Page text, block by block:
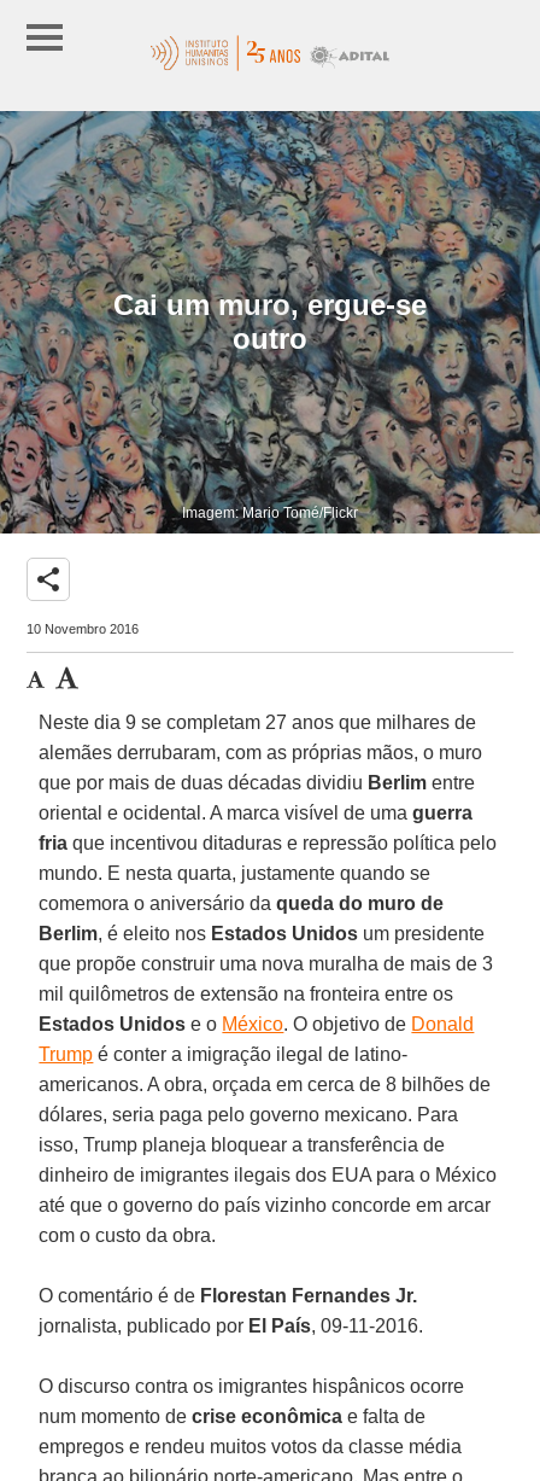
Cai um muro, ergue-se
outro
Imagem: Mario Tomé/Flickr
share
10 Novembro 2016
Neste dia 9 se completam 27 anos que milhares de
alemães derrubaram, com as próprias mãos, o muro
que por mais de duas décadas dividiu Berlim entre
oriental e ocidental. A marca visível de umaguerra
fria que incentivou ditaduras e repressão política pelo
mundo. E nesta quarta, justamente quando se
comemora o aniversário daqueda do muro de
Berlim, é eleito nos Estados Unidos um presidente
que propõe construir uma nova muralha de mais de 3
mil quilômetros de extensão na fronteira entre os
Estados Unidos e o México. O objetivo de Donald
Trump é conter a imigração ilegal de latino-
americanos. A obra, orçada em cerca de 8 bilhões de
dólares, seria paga pelo governo mexicano. Para
isso, Trump planeja bloquear a transferência de
dinheiro de imigrantes ilegais dos EUA para o México
até que o governo do país vizinho concorde em arcar
com o custo da obra.
O comentário é de Florestan Fernandes Jr.
jornalista, publicado por El País, 09-11-2016.
O discurso contra os imigrantes hispânicos ocorre
num momento decrise econômica e falta de
empregos e rendeu muitos votos da classe média
branca ao bilionário norte-americano. Mas entre o